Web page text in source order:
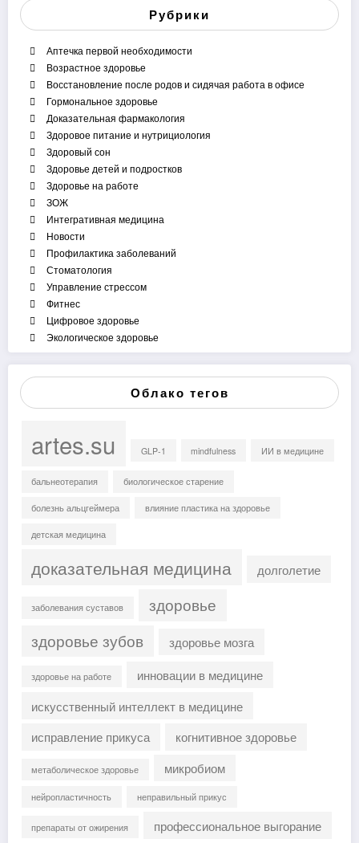
Рубрики
Аптечка первой необходимости
Возрастное здоровье
Восстановление после родов и сидячая работа в офисе
Гормональное здоровье
Доказательная фармакология
Здоровое питание и нутрициология
Здоровый сон
Здоровье детей и подростков
Здоровье на работе
ЗОЖ
Интегративная медицина
Новости
Профилактика заболеваний
Стоматология
Управление стрессом
Фитнес
Цифровое здоровье
Экологическое здоровье
Облако тегов
artes.su GLP-1 mindfulness ИИ в медицине
бальнеотерапия биологическое старение
болезнь альцгеймера влияние пластика на здоровье
детская медицина
доказательная медицина долголетие
заболевания суставов
здоровье
здоровье зубов
здоровье мозга
здоровье на работе
инновации в медицине
искусственный интеллект в медицине
исправление прикуса
когнитивное здоровье
метаболическое здоровье микробиом
нейропластичность неправильный прикус
препараты от ожирения профессиональное выгорание